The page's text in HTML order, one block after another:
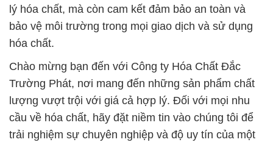
lý hóa chất, mà còn cam kết đảm bảo an toàn và
bảo vệ môi trường trong mọi giao dịch và sử dụng
hóa chất.
Chào mừng bạn đến với Công ty Hóa Chất Đắc
Trường Phát, nơi mang đến những sản phẩm chất
lượng vượt trội với giá cả hợp lý. Đối với mọi nhu
cầu về hóa chất, hãy đặt niềm tin vào chúng tôi để
trải nghiệm sự chuyên nghiệp và độ uy tín của một